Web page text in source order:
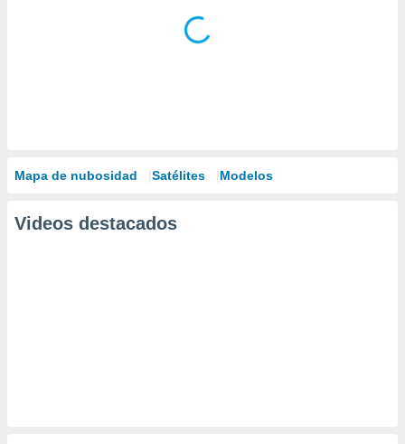
Mapa de nubosidad Satélites Modelos
Videos destacados